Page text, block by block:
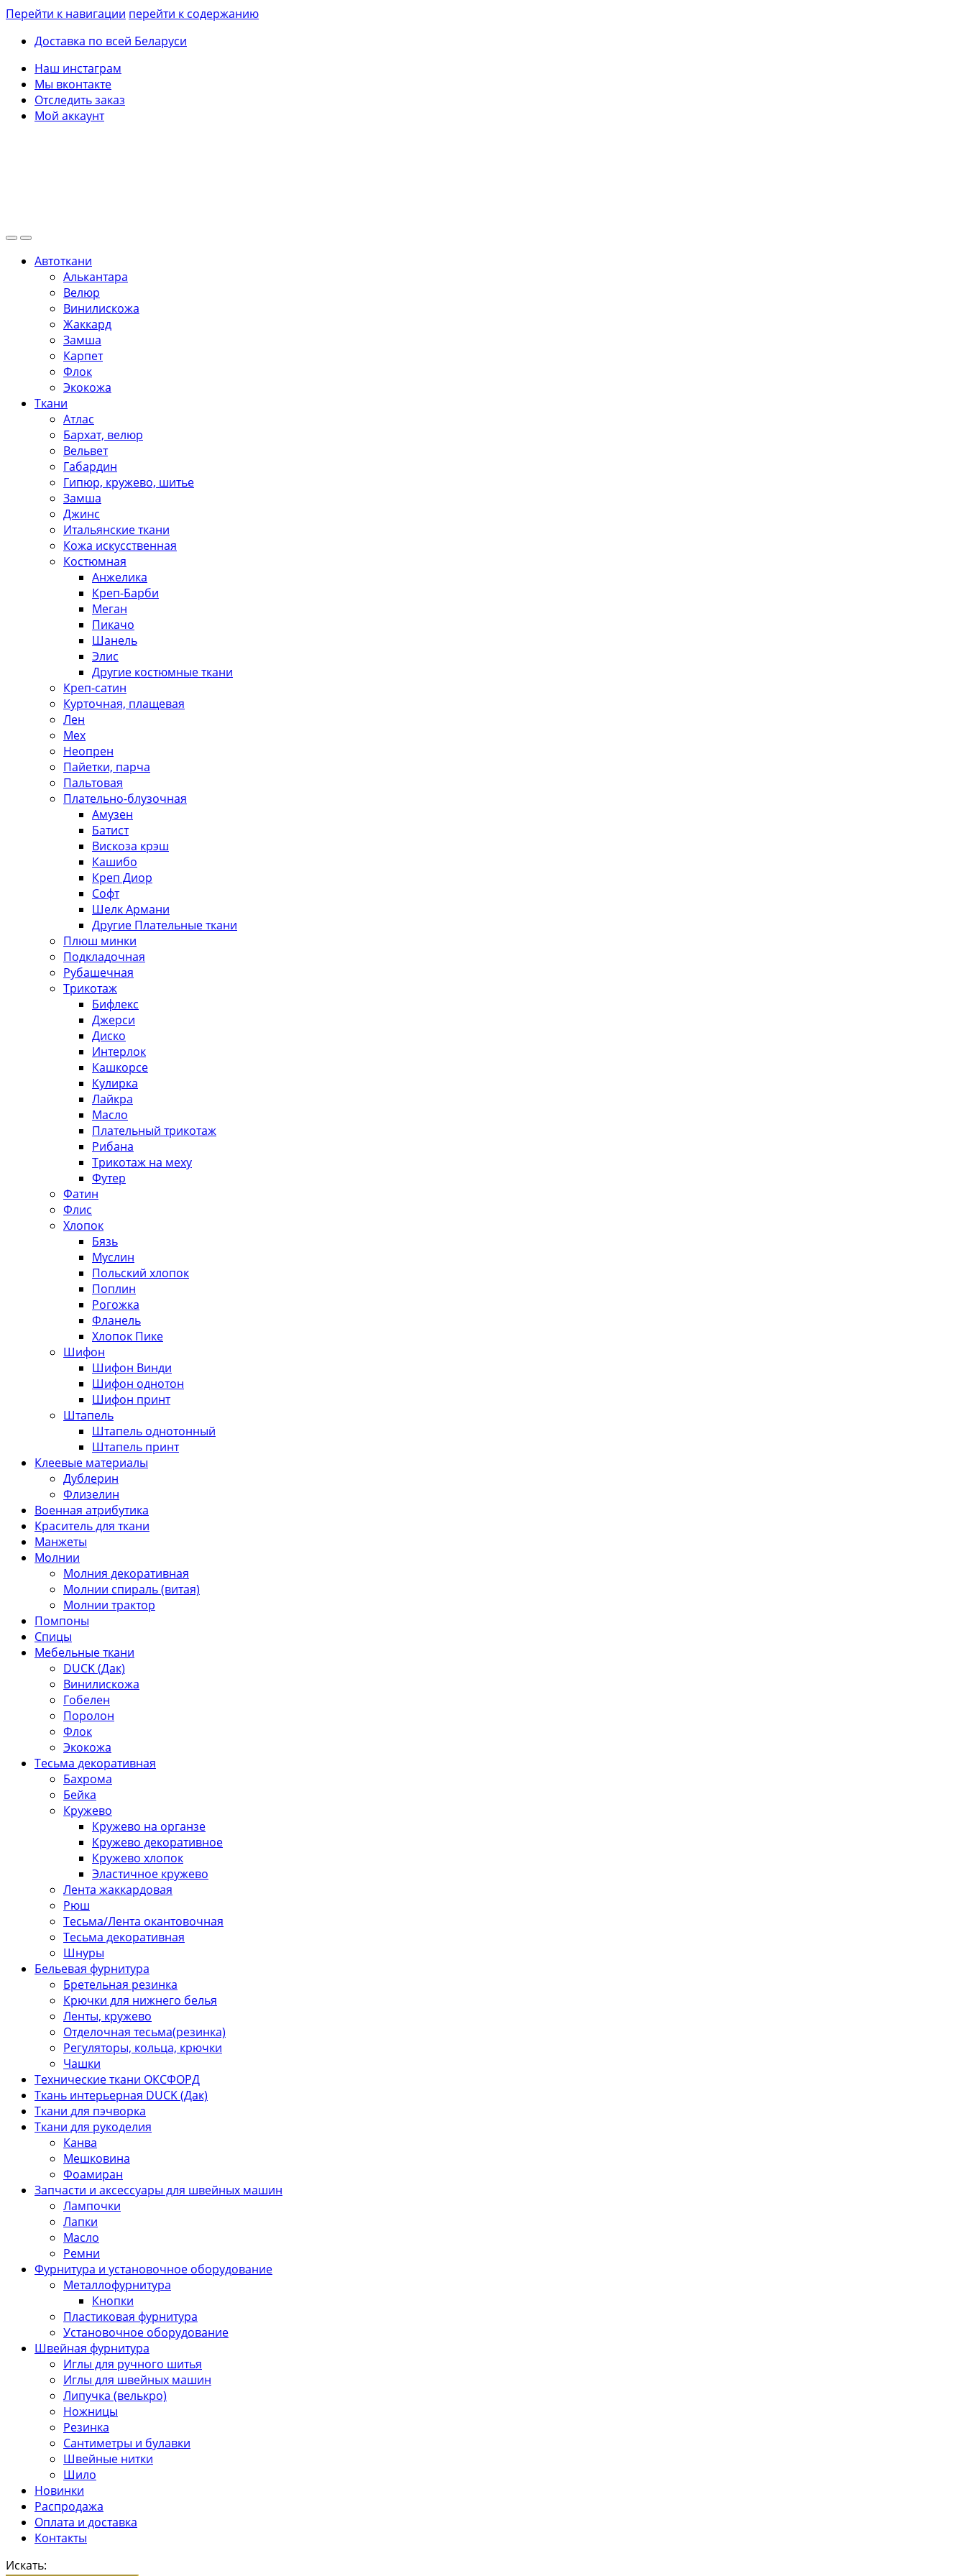
Перейти к навигации перейти к содержанию
Доставка по всей Беларуси
Наш инстаграм
Мы вконтакте
Отследить заказ
Мой аккаунт
Автоткани
Алькантара
Велюр
Винилискожа
Жаккард
Замша
Карпет
Флок
Экокожа
Ткани
Атлас
Бархат, велюр
Вельвет
Габардин
Гипюр, кружево, шитье
Замша
Джинс
Итальянские ткани
Кожа искусственная
Костюмная
Анжелика
Креп-Барби
Меган
Пикачо
Шанель
Элис
Другие костюмные ткани
Креп-сатин
Курточная, плащевая
Лен
Мех
Неопрен
Пайетки, парча
Пальтовая
Плательно-блузочная
Амузен
Батист
Вискоза крэш
Кашибо
Креп Диор
Софт
Шелк Армани
Другие Плательные ткани
Плюш минки
Подкладочная
Рубашечная
Трикотаж
Бифлекс
Джерси
Диско
Интерлок
Кашкорсе
Кулирка
Лайкра
Масло
Плательный трикотаж
Рибана
Трикотаж на меху
Футер
Фатин
Флис
Хлопок
Бязь
Муслин
Польский хлопок
Поплин
Рогожка
Фланель
Хлопок Пике
Шифон
Шифон Винди
Шифон однотон
Шифон принт
Штапель
Штапель однотонный
Штапель принт
Клеевые материалы
Дублерин
Флизелин
Военная атрибутика
Краситель для ткани
Манжеты
Молнии
Молния декоративная
Молнии спираль (витая)
Молнии трактор
Помпоны
Спицы
Мебельные ткани
DUCK (Дак)
Винилискожа
Гобелен
Поролон
Флок
Экокожа
Тесьма декоративная
Бахрома
Бейка
Кружево
Кружево на органзе
Кружево декоративное
Кружево хлопок
Эластичное кружево
Лента жаккардовая
Рюш
Тесьма/Лента окантовочная
Тесьма декоративная
Шнуры
Бельевая фурнитура
Бретельная резинка
Крючки для нижнего белья
Ленты, кружево
Отделочная тесьма(резинка)
Регуляторы, кольца, крючки
Чашки
Технические ткани ОКСФОРД
Ткань интерьерная DUCK (Дак)
Ткани для пэчворка
Ткани для рукоделия
Канва
Мешковина
Фоамиран
Запчасти и аксессуары для швейных машин
Лампочки
Лапки
Масло
Ремни
Фурнитура и установочное оборудование
Металлофурнитура
Кнопки
Пластиковая фурнитура
Установочное оборудование
Швейная фурнитура
Иглы для ручного шитья
Иглы для швейных машин
Липучка (велькро)
Ножницы
Резинка
Сантиметры и булавки
Швейные нитки
Шило
Новинки
Распродажа
Оплата и доставка
Контакты
Искать: